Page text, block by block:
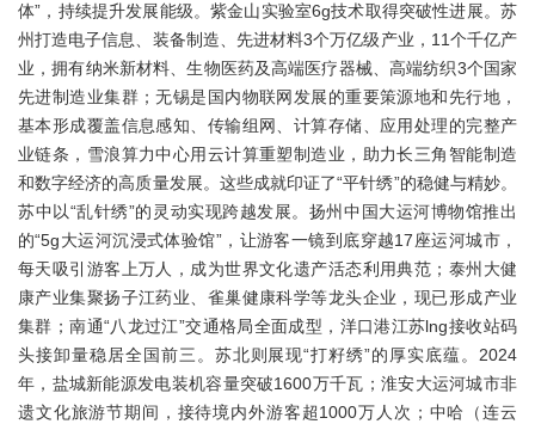
体”，持续提升发展能级。紫金山实验室6g技术取得突破性进展。苏
州打造电子信息、装备制造、先进材料3个万亿级产业，11个千亿产
业，拥有纳米新材料、生物医药及高端医疗器械、高端纺织3个国家
先进制造业集群；无锡是国内物联网发展的重要策源地和先行地，
基本形成覆盖信息感知、传输组网、计算存储、应用处理的完整产
业链条，雪浪算力中心用云计算重塑制造业，助力长三角智能制造
和数字经济的高质量发展。这些成就印证了“平针绣”的稳健与精妙。
苏中以“乱针绣”的灵动实现跨越发展。扬州中国大运河博物馆推出
的“5g大运河沉浸式体验馆”，让游客一镜到底穿越17座运河城市，
每天吸引游客上万人，成为世界文化遗产活态利用典范；泰州大健
康产业集聚扬子江药业、雀巢健康科学等龙头企业，现已形成产业
集群；南通“八龙过江”交通格局全面成型，洋口港江苏lng接收站码
头接卸量稳居全国前三。苏北则展现“打籽绣”的厚实底蕴。2024
年，盐城新能源发电装机容量突破1600万千瓦；淮安大运河城市非
遗文化旅游节期间，接待境内外游客超1000万人次；中哈（连云